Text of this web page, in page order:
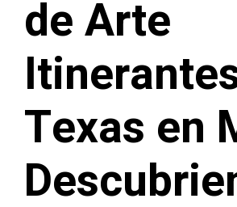
de Arte
Texas en